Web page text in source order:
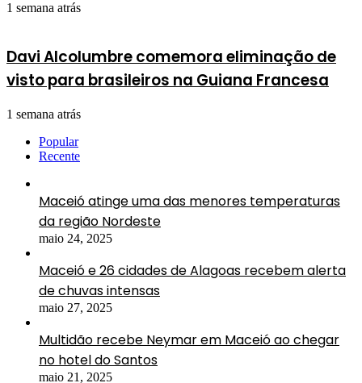
1 semana atrás
Davi Alcolumbre comemora eliminação de
visto para brasileiros na Guiana Francesa
1 semana atrás
Popular
Recente
Maceió atinge uma das menores temperaturas
da região Nordeste
maio 24, 2025
Maceió e 26 cidades de Alagoas recebem alerta
de chuvas intensas
maio 27, 2025
Multidão recebe Neymar em Maceió ao chegar
no hotel do Santos
maio 21, 2025